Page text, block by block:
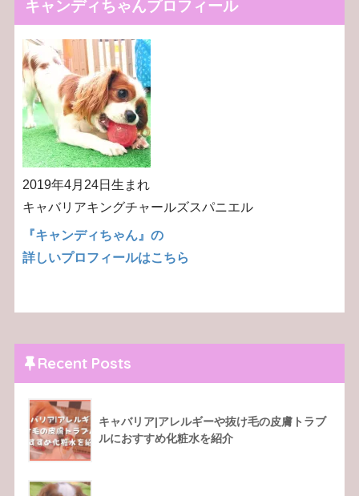
キャンディちゃんプロフィール
2019年4月24日生まれ
キャバリアキングチャールズスパニエル
『キャンディちゃん』の
詳しいプロフィールはこちら
Recent Posts
キャバリア|アレルギーや抜け毛の皮膚トラブ
ルにおすすめ化粧水を紹介